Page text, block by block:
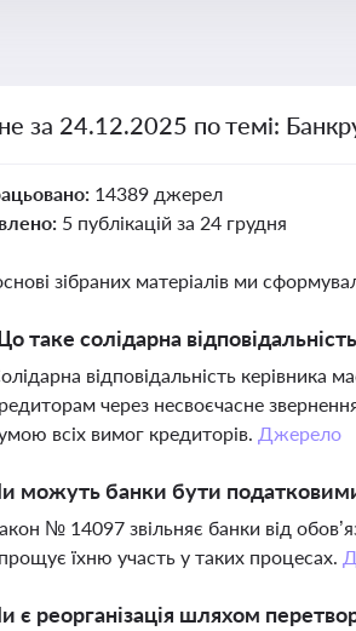
за 24.12.2025 по темі:
14389 джерел
5 публікацій за 24 грудня
зібраних матеріалів ми
таке солідарна
відповідальність керівника
через несвоєчасне
всіх вимог кредиторів. Джерело
можуть банки бути податковими
№ 14097 звільняє банки від
їхню участь у таких процесах.
є реорганізація шляхом